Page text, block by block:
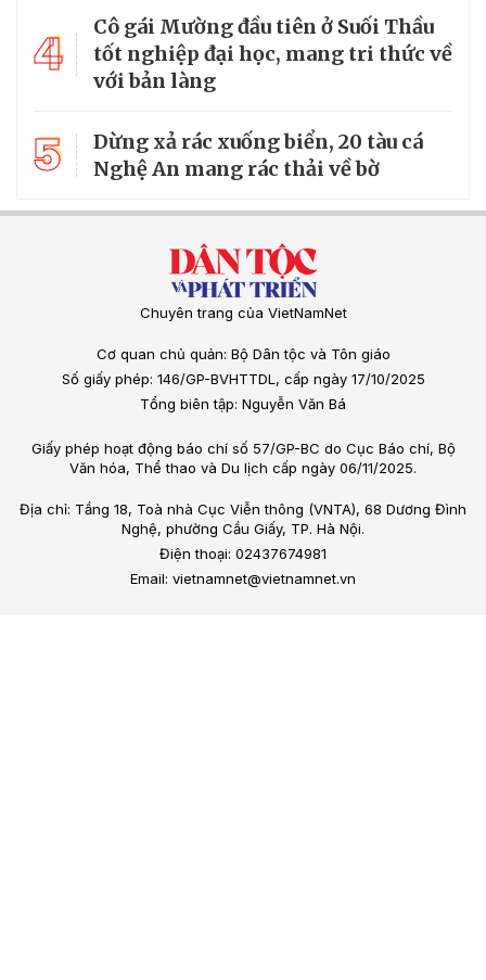
4
Cô gái Mường đầu tiên ở Suối Thầu
tốt nghiệp đại học, mang tri thức về
với bản làng
5
Dừng xả rác xuống biển, 20 tàu cá
Nghệ An mang rác thải về bờ
Chuyên trang của VietNamNet
Cơ quan chủ quản: Bộ Dân tộc và Tôn giáo
Số giấy phép: 146/GP-BVHTTDL, cấp ngày 17/10/2025
Tổng biên tập: Nguyễn Văn Bá
Giấy phép hoạt động báo chí số 57/GP-BC do Cục Báo chí, Bộ
Văn hóa, Thể thao và Du lịch cấp ngày 06/11/2025.
Địa chỉ: Tầng 18, Toà nhà Cục Viễn thông (VNTA), 68 Dương Đình
Nghệ, phường Cầu Giấy, TP. Hà Nội.
Điện thoại: 02437674981
Email: vietnamnet@vietnamnet.vn